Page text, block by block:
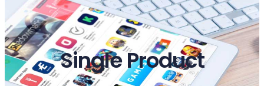
Single Product